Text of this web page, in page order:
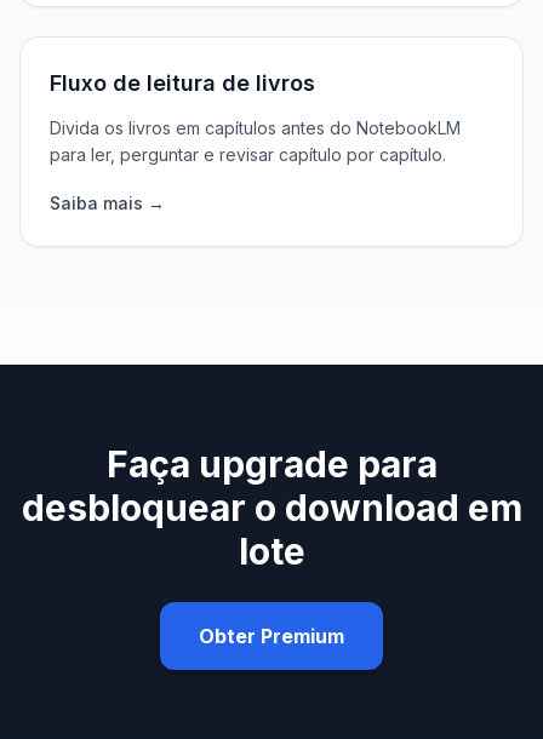
Fluxo de leitura de livros
Divida os livros em capítulos antes do NotebookLM
para ler, perguntar e revisar capítulo por capítulo.
Saiba mais →
Faça upgrade para
desbloquear o download em
lote
Obter Premium